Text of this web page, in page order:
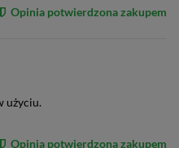
Opinia potwierdzona zakupem
użyciu.
Opinia potwierdzona zakupem